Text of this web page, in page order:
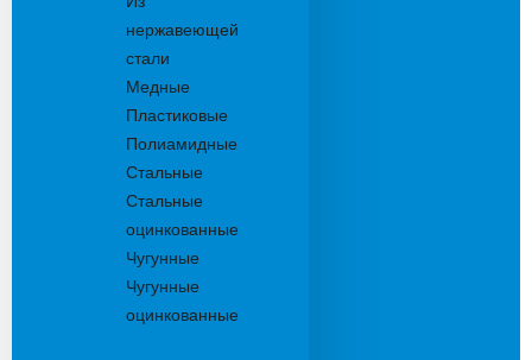
нержавеющей
стали
Медные
Пластиковые
Полиамидные
Стальные
Стальные
оцинкованные
Чугунные
Чугунные
оцинкованные